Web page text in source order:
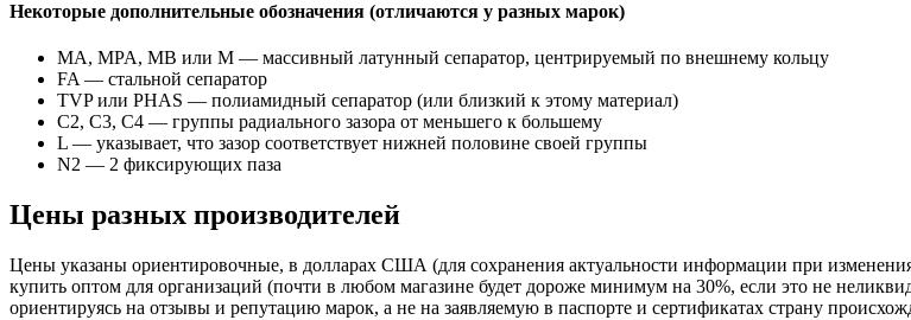
Некоторые дополнительные обозначения (отличаются у разных марок)
MА, MPA, MB или M — массивный латунный сепаратор, центрируемый по внешнему кольцу
FA — стальной сепаратор
TVP или PHAS — полиамидный сепаратор (или близкий к этому материал)
С2, С3, С4 — группы радиального зазора от меньшего к большему
L — указывает, что зазор соответствует нижней половине своей группы
N2 — 2 фиксирующих паза
Цены разных производителей
Цены указаны ориентировочные, в долларах США (для сохранения актуальности информации при
купить оптом для организаций (почти в любом магазине будет дороже минимум на 30%, если это не
ориентируясь на отзывы и репутацию марок, а не на заявляемую в паспорте и сертификатах страну